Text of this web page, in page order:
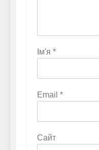
Ім'я *
Email *
Сайт